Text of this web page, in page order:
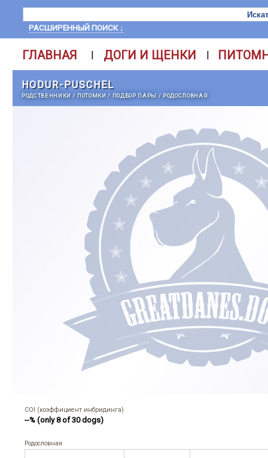
РАСШИРЕННЫЙ ПОИСК ↓
ГЛАВНАЯ | ДОГИ И ЩЕНКИ |
HODUR-PUSCHEL
РОДСТВЕННИКИ / ПОТОМКИ/ ПОДБОР ПАРЫ / РОДОСЛОВНАЯ
COI (коэффициент инбридинга)
--% (only 8 of 30 dogs)
Родословная